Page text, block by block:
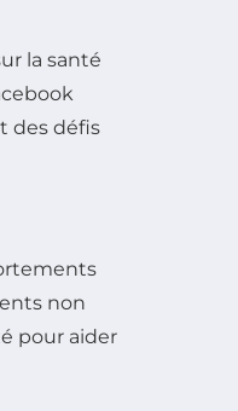
la santé
des défis
non
pour aider